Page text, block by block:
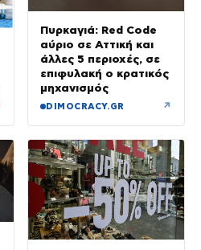
Πυρκαγιά: Red Code
αύριο σε Αττική και
άλλες 5 περιοχές, σε
επιφυλακή ο κρατικός
μηχανισμός
DIMOCRACY.GR ↗